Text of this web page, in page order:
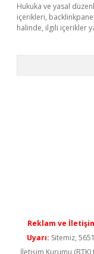
Hukuka ve yasal
içerikleri,
halinde, ilgili içerikler
Reklam ve
Uyarı: Sitemiz,
İletişim Kurumu (BTK)